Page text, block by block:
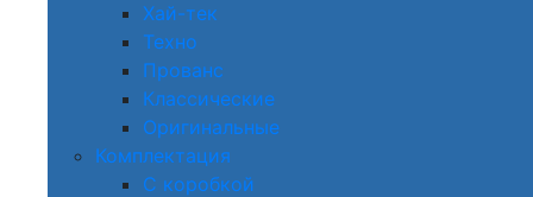
Хай-тек
Техно
Прованс
Классические
Оригинальные
Комплектация
С коробкой